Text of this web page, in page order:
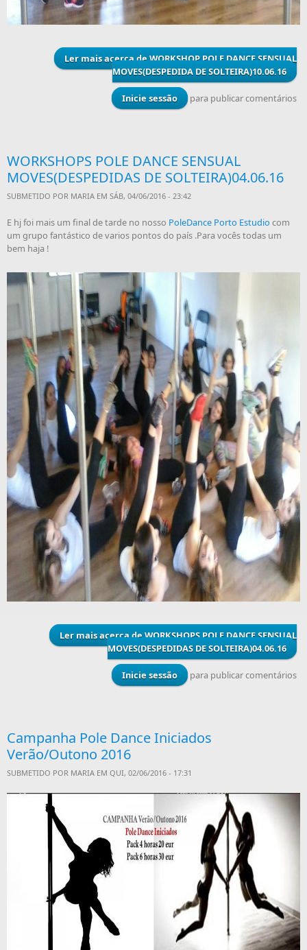
Ler maisacerca de WORKSHOP POLE DANCE SENSUAL
MOVES(DESPEDIDA DE SOLTEIRA)10.06.16
Inicie sessão para publicar comentários
WORKSHOPS POLE DANCE SENSUAL
MOVES(DESPEDIDAS DE SOLTEIRA)04.06.16
SUBMETIDO POR MARIA EM SÁB, 04/06/2016 - 23:42
E hj foi mais um final de tarde no nosso PoleDance Porto Estudio com
um grupo fantástico de varios pontos do país .Para vocês todas um
bem haja !
Ler maisacerca de WORKSHOPS POLE DANCE SENSUAL
MOVES(DESPEDIDAS DE SOLTEIRA)04.06.16
Inicie sessão para publicar comentários
Campanha Pole Dance Iniciados
Verão/Outono 2016
SUBMETIDO POR MARIA EM QUI, 02/06/2016 - 17:31